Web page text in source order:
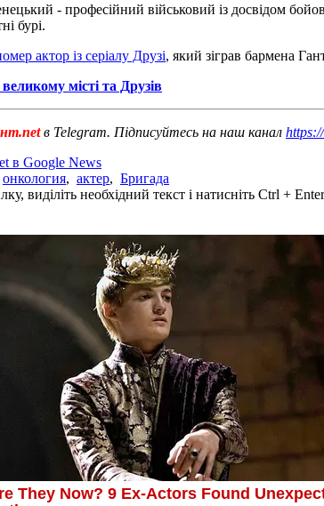
- професійний військовий із досвідом
бурі.
актор із серіалу Друзі, який зіграв бармена
місті та Друзів
в Telegram. Підписуйтесь на наш канал
в Google News
онкология, актер, Бригада
виділіть необхідний текст і натисніть Ctrl +